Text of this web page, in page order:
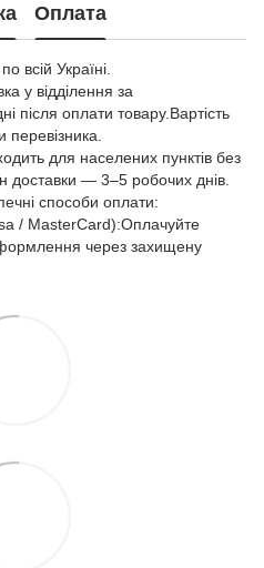
Оплата
всій Україні.
у відділення за
після оплати товару.Вартість
для населених пунктів без
доставки — 3–5 робочих днів.
способи оплати:
/ MasterCard):Оплачуйте
через захищену